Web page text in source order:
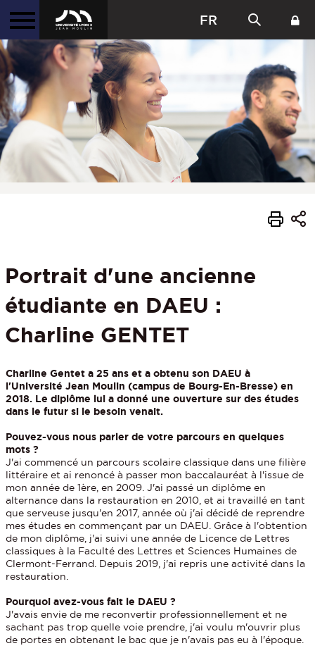
FR
Portrait d'une ancienne
étudiante en DAEU :
Charline GENTET
Charline Gentet a 25 ans et a obtenu son DAEU à
l'Université Jean Moulin (campus de Bourg-En-Bresse) en
2018. Le diplôme lui a donné une ouverture sur des études
dans le futur si le besoin venait.
Pouvez-vous nous parler de votre parcours en quelques
mots ?
J'ai commencé un parcours scolaire classique dans une filière
littéraire et ai renoncé à passer mon baccalauréat à l'issue de
mon année de 1ère, en 2009. J'ai passé un diplôme en
alternance dans la restauration en 2010, et ai travaillé en tant
que serveuse jusqu'en 2017, année où j'ai décidé de reprendre
mes études en commençant par un DAEU. Grâce à l'obtention
de mon diplôme, j'ai suivi une année de Licence de Lettres
classiques à la Faculté des Lettres et Sciences Humaines de
Clermont-Ferrand. Depuis 2019, j'ai repris une activité dans la
restauration.
Pourquoi avez-vous fait le DAEU ?
J'avais envie de me reconvertir professionnellement et ne
sachant pas trop quelle voie prendre, j'ai voulu m'ouvrir plus
de portes en obtenant le bac que je n'avais pas eu à l'époque.